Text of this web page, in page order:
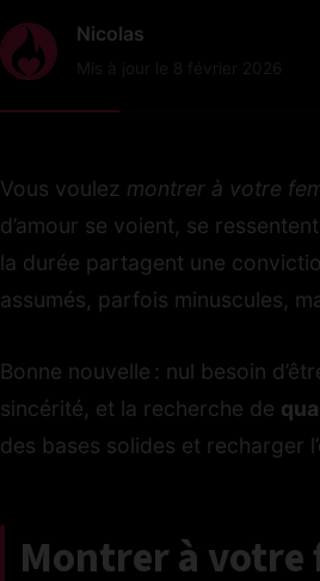
Nicolas
Vous voulez montrer à votre
d’amour se voient, se
la durée partagent une
assumés, parfois minuscules,
Bonne nouvelle : nul besoin
sincérité, et la recherche de
des bases solides et recharger
Montrer à votre